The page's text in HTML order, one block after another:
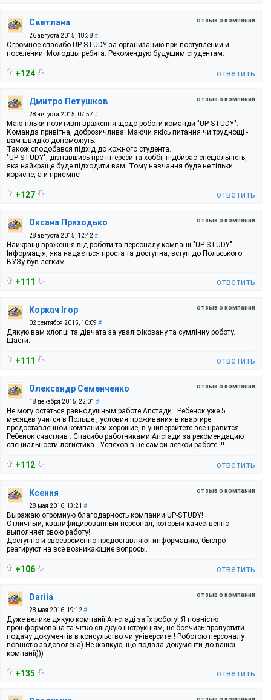
отзыв о компании
Светлана
26 августа 2015, 18:38 #
Огромное спасибо UP-STUDY за организацию при поступлении и
поселении. Молодцы ребята. Рекомендую будущим студентам.
+124 ответить
отзыв о компании
Дмитро Петушков
28 августа 2015, 07:57 #
Маю тільки позитивні враження щодо роботи команди "UP-STUDY".
Команда привітна, доброзичлива! Маючи якісь питання чи труднощі -
вам швидко допоможуть.
Також сподобався підхід до кожного студента.
"UP-STUDY", дізнавшись про інтереси та хоббі, підбирає спеціальність,
яка найкраще буде підходити вам. Тому навчання буде не тільки
корисне, а й приємне!
+127 ответить
отзыв о компании
Оксана Приходько
28 августа 2015, 12:42 #
Найкращі враження від роботи та персоналу компанії "UP-STUDY".
Інформація, яка надається проста та доступна, вступ до Польського
ВУЗу був легким.
+111 ответить
отзыв о компании
Коркач Ігор
02 сентября 2015, 10:09 #
Дякую вам хлопці та дівчата за уваліфіковану та сумлінну роботу.
Щасти.
+111 ответить
отзыв о компании
Олександр Семенченко
18 декабря 2015, 22:01 #
Не могу остаться равнодушным работе Апстади . Ребенок уже 5
месяцев учится в Польше , условия проживания в квартире
предоставленной компанией хорошие, в университете все нравится .
Ребенок счастлив . Спасибо работниками Апстади за рекомендацию
специальности логистика . Успехов в не самой легкой работе !!!
+112 ответить
отзыв о компании
Ксения
28 мая 2016, 13:21 #
Выражаю огромную благодарность компании UP-STUDY!
Отличный, квалифицированный персонал, который качественно
выполняет свою работу!
Доступно и своевременно предоставляют информацию, быстро
реагируют на все возникающие вопросы.
+106 ответить
отзыв о компании
Dariia
28 мая 2016, 19:12 #
Дуже велике дякую компанії Ап-стаді за їх роботу! Я повністю
проінформована та чітко слідкую інструкціям, не боячись пропустити
подачу документів в консульство чи університет! Роботою персоналу
повністю задоволена) Не жалкую, що подала документи до вашої
компанії)))
+135 ответить